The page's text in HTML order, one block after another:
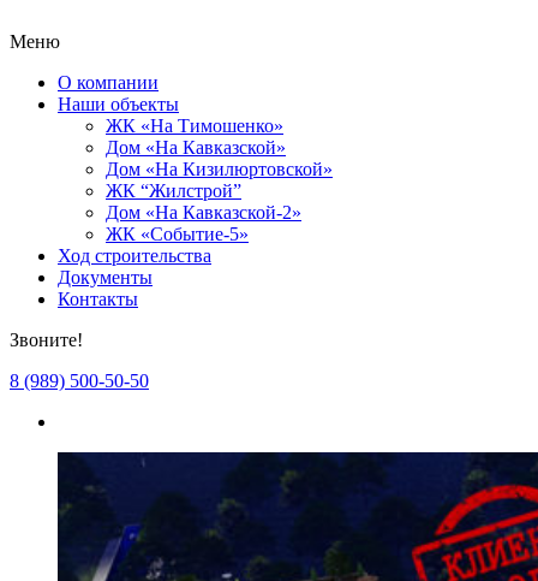
Меню
О компании
Наши объекты
ЖК «На Тимошенко»
Дом «На Кавказской»
Дом «На Кизилюртовской»
ЖК “Жилстрой”
Дом «На Кавказской-2»
ЖК «Событие-5»
Ход строительства
Документы
Контакты
Звоните!
8 (989) 500-50-50